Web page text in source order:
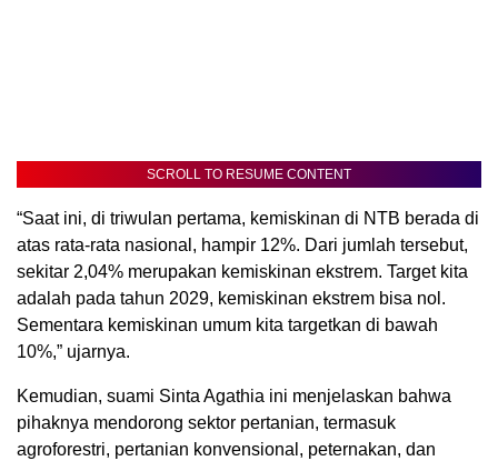
SCROLL TO RESUME CONTENT
“Saat ini, di triwulan pertama, kemiskinan di NTB berada di
atas rata-rata nasional, hampir 12%. Dari jumlah tersebut,
sekitar 2,04% merupakan kemiskinan ekstrem. Target kita
adalah pada tahun 2029, kemiskinan ekstrem bisa nol.
Sementara kemiskinan umum kita targetkan di bawah
10%,” ujarnya.
Kemudian, suami Sinta Agathia ini menjelaskan bahwa
pihaknya mendorong sektor pertanian, termasuk
agroforestri, pertanian konvensional, peternakan, dan